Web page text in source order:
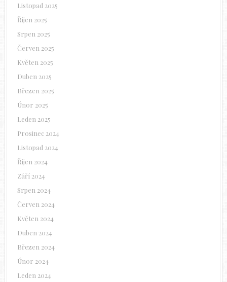
Listopad 2025
Říjen 2025
Srpen 2025
Červen 2025
Květen 2025
Duben 2025
Březen 2025
Únor 2025
Leden 2025
Prosinec 2024
Listopad 2024
Říjen 2024
Září 2024
Srpen 2024
Červen 2024
Květen 2024
Duben 2024
Březen 2024
Únor 2024
Leden 2024